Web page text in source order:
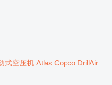
式空压机 Atlas Copco DrillAir